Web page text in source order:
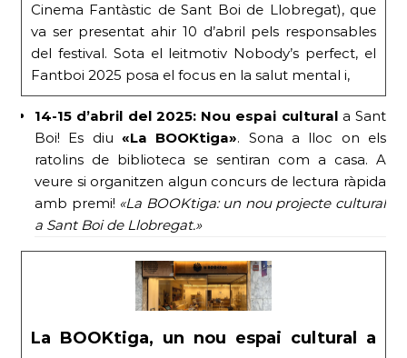
Cinema Fantàstic de Sant Boi de Llobregat), que
va ser presentat ahir 10 d’abril pels responsables
del festival. Sota el leitmotiv Nobody’s perfect, el
Fantboi 2025 posa el focus en la salut mental i,
14-15 d’abril del 2025: Nou espai culturala Sant
Boi! Es diu «La BOOKtiga». Sona a lloc on els
ratolins de biblioteca se sentiran com a casa. A
veure si organitzen algun concurs de lectura ràpida
amb premi! «La BOOKtiga: un nou projecte cultural
a Sant Boi de Llobregat.»
La BOOKtiga, un nou espai cultural a